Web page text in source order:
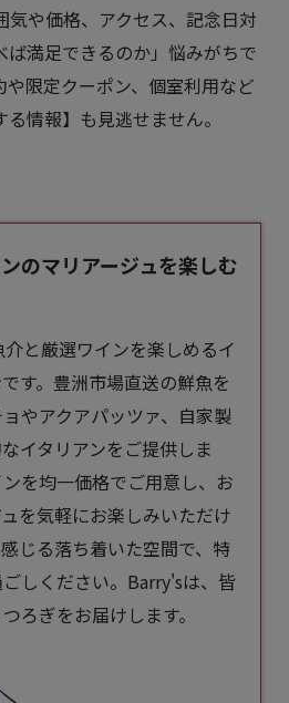
気や価格、アクセス、記念日対
満足できるのか」悩みがちで
限定クーポン、個室利用など
る情報】も見逃せません。
のマリアージュを楽しむ
と厳選ワインを楽しめるイ
す。豊洲市場直送の鮮魚を
やアクアパッツァ、自家製
イタリアンをご提供しま
を均一価格でご用意し、お
を気軽にお楽しみいただけ
じる落ち着いた空間で、特
しください。Barry'sは、皆
ろぎをお届けします。